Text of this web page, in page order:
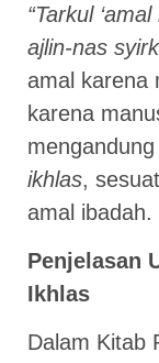
“Tarkul
ajlin-nas
amal karena
karena
ikhlas,
amal ibadah.
Penjelasan
Ikhlas
Dalam Kitab